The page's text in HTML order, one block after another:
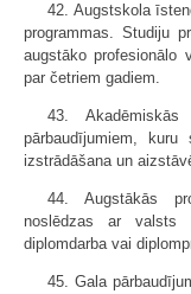
42. Augstskola
programmas. Studiju
augstāko profesionālo
par četriem gadiem.
43.
pārbaudījumiem,
izstrādāšana un
44. Augstākās
noslēdzas ar valsts
diplomdarba vai
45. Gala